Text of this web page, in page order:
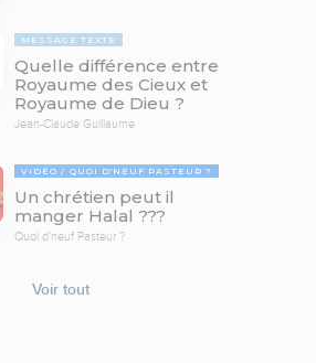
MESSAGE TEXTE
Quelle différence entre
Royaume des Cieux et
Royaume de Dieu ?
Jean-Claude Guillaume
VIDÉO QUOI D'NEUF PASTEUR ?
Un chrétien peut il
manger Halal ???
Quoi d'neuf Pasteur ?
Voir tout